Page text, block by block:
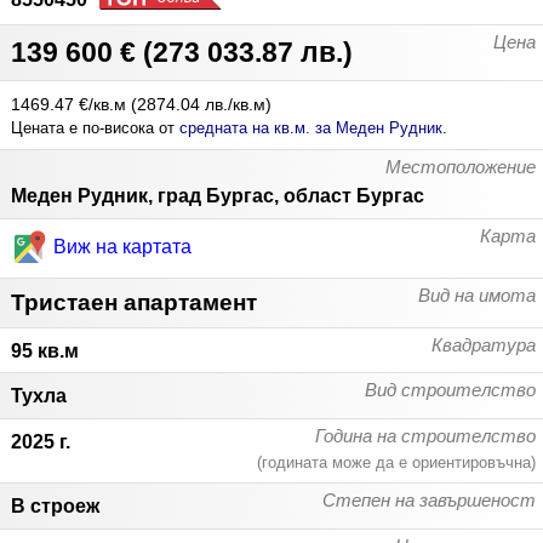
Цена
139 600 € (273 033.87 лв.)
1469.47 €/кв.м (2874.04 лв./кв.м)
Цената е по-висока от средната на кв.м. за Меден Рудник
Местоположение
Меден Рудник, град Бургас, област Бургас
Карта
Виж на картата
Вид на имота
Тристаен апартамент
Квадратура
95 кв.м
Вид строителство
Тухла
Година на строителство
2025 г.
(годината може да е ориентировъчна)
Степен на завършеност
В строеж